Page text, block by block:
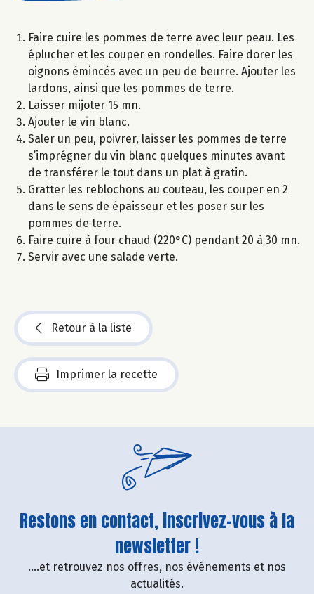
Faire cuire les pommes de terre avec leur peau. Les
éplucher et les couper en rondelles. Faire dorer les
oignons émincés avec un peu de beurre. Ajouter les
lardons, ainsi que les pommes de terre.
Laisser mijoter 15 mn.
Ajouter le vin blanc.
Saler un peu, poivrer, laisser les pommes de terre
s’imprégner du vin blanc quelques minutes avant
de transférer le tout dans un plat à gratin.
Gratter les reblochons au couteau, les couper en 2
dans le sens de épaisseur et les poser sur les
pommes de terre.
Faire cuire à four chaud (220°C) pendant 20 à 30 mn.
Servir avec une salade verte.
Retour à la liste
Imprimer la recette
Restons en contact, inscrivez-vous à la
newsletter !
....et retrouvez nos offres, nos événements et nos
actualités.